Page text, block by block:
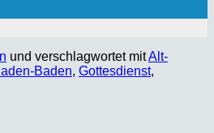
und verschlagwortet mitAlt-
Baden, Gottesdienst,